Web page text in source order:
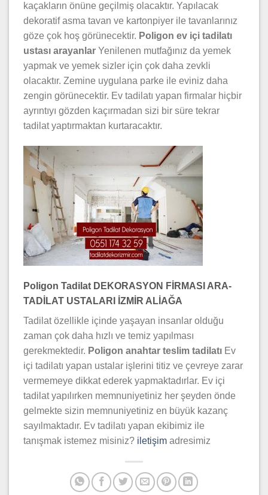
kaçakların önüne geçilmiş olacaktır. Yapılacak
dekoratif asma tavan ve kartonpiyer ile tavanlarınız
göze çok hoş görünecektir. Poligon ev içi tadilatı
ustası arayanlar Yenilenen mutfağınız da yemek
yapmak ve yemek sizler için çok daha zevkli
olacaktır. Zemine uygulana parke ile eviniz daha
zengin görünecektir. Ev tadilatı yapan firmalar hiçbir
ayrıntıyı gözden kaçırmadan sizi bir süre tekrar
tadilat yaptırmaktan kurtaracaktır.
Poligon Tadilat DEKORASYON FİRMASI ARA-
TADİLAT USTALARI İZMİR ALİAĞA
Tadilat özellikle içinde yaşayan insanlar olduğu
zaman çok daha hızlı ve temiz yapılması
gerekmektedir. Poligon anahtar teslim tadilatı Ev
içi tadilatı yapan ustalar işlerini titiz ve çevreye zarar
vermemeye dikkat ederek yapmaktadırlar. Ev içi
tadilat yapılırken memnuniyetiniz her şeyden önde
gelmekte sizin memnuniyetiniz en büyük kazanç
sayılmaktadır. Ev tadilatı yapan ekibimiz ile
tanışmak istemez misiniz? iletişim adresimiz